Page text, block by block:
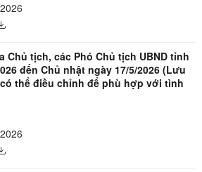
Chủ tịch, các Phó Chủ tịch UBND tỉnh
đến Chủ nhật ngày 17/5/2026 (Lưu
thể điều chỉnh để phù hợp với tình